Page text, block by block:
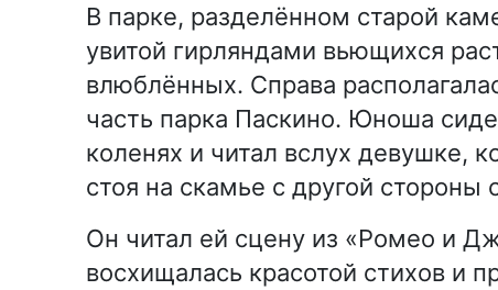
В парке, разделённом старой
увитой гирляндами вьющихся
влюблённых. Справа
часть парка Паскино. Юноша
коленях и читал вслух девушке,
стоя на скамье с другой стороны
Он читал ей сцену из «Ромео и
восхищалась красотой стихов и